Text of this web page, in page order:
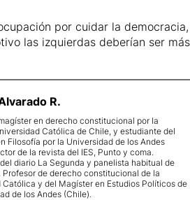
por cuidar la democracia,
las izquierdas deberían ser más
R.
en derecho constitucional por la
Católica de Chile, y estudiante del
Filosofía por la Universidad de los Andes
de la revista del IES, Punto y coma.
diario La Segunda y panelista habitual de
Profesor de derecho constitucional de la
Católica y del Magíster en Estudios Políticos de
de los Andes (Chile).